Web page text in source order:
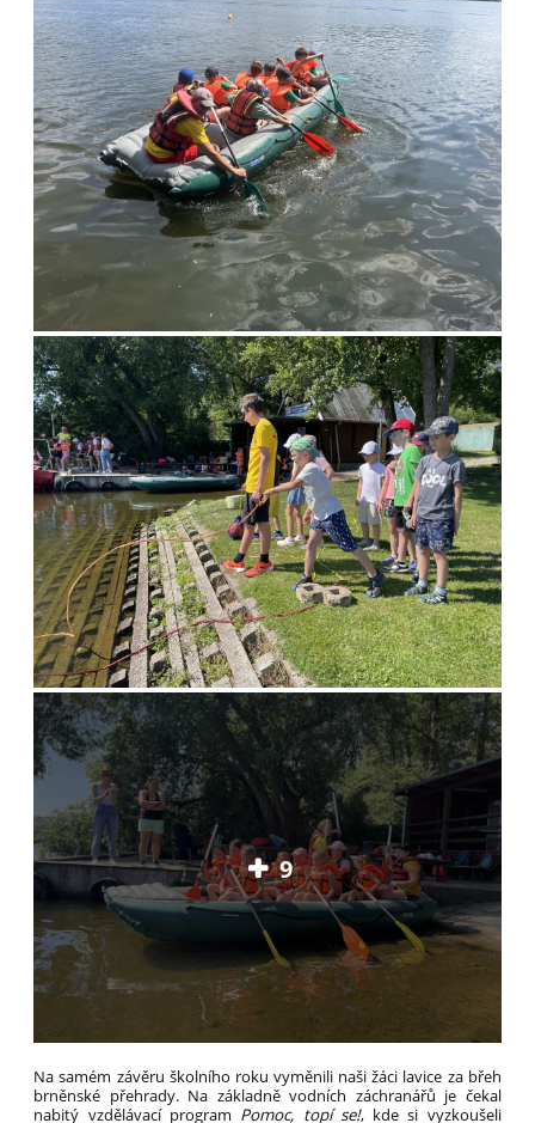
9
Na samém závěru školního roku vyměnili naši žáci lavice za břeh
brněnské přehrady. Na základně vodních záchranářů je čekal
nabitý vzdělávací program Pomoc, topí se!, kde si vyzkoušeli